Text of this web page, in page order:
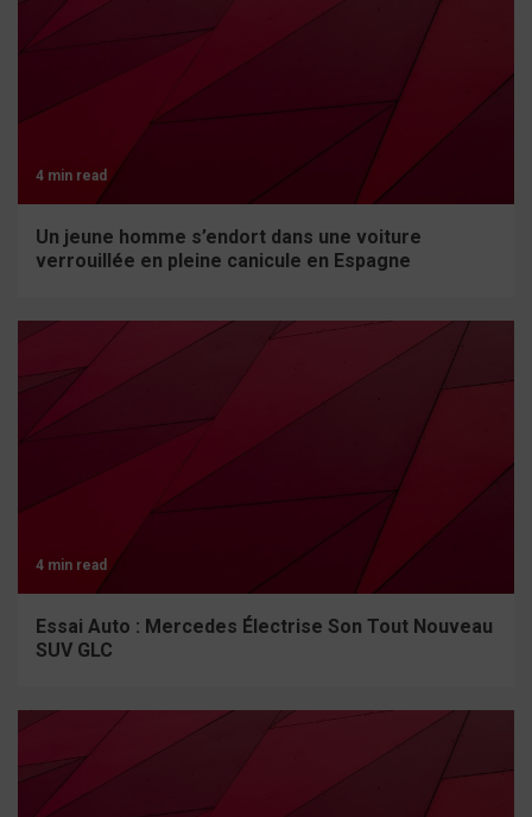
4 min read
Un jeune homme s’endort dans une voiture
verrouillée en pleine canicule en Espagne
4 min read
Essai Auto : Mercedes Électrise Son Tout Nouveau
SUV GLC